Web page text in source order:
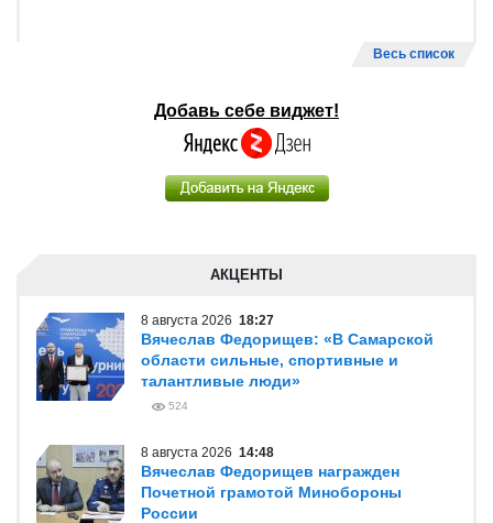
Весь список
Добавь себе виджет!
АКЦЕНТЫ
8 августа 2026 18:27
Вячеслав Федорищев: «В Самарской
области сильные, спортивные и
талантливые люди»
524
8 августа 2026 14:48
Вячеслав Федорищев награжден
Почетной грамотой Минобороны
России